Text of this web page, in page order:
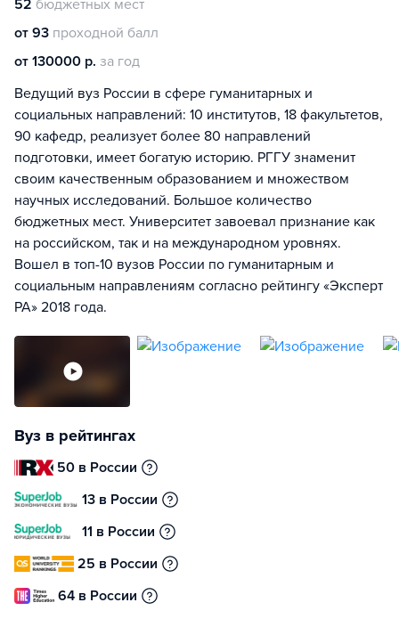
52 бюджетных мест
от 93 проходной балл
от 130000 р. за год
Ведущий вуз России в сфере гуманитарных и
социальных направлений: 10 институтов, 18 факультетов,
90 кафедр, реализует более 80 направлений
подготовки, имеет богатую историю. РГГУ знаменит
своим качественным образованием и множеством
научных исследований. Большое количество
бюджетных мест. Университет завоевал признание как
на российском, так и на международном уровнях.
Вошел в топ-10 вузов России по гуманитарным и
социальным направлениям согласно рейтингу «Эксперт
РА» 2018 года.
Вуз в рейтингах
50 в России
13 в России
11 в России
25 в России
64 в России